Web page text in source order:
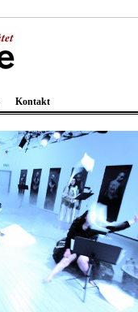
Kontakt